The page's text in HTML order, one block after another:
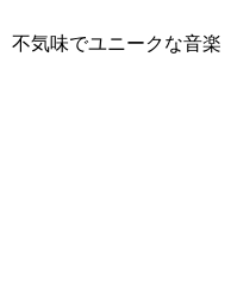
不気味でユニークな音楽